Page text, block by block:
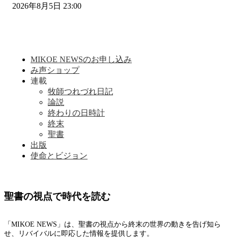
2026年8月5日 23:00
MIKOE NEWSのお申し込み
み声ショップ
連載
牧師つれづれ日記
論説
終わりの日時計
終末
聖書
出版
使命とビジョン
聖書の視点で時代を読む
「MIKOE NEWS」は、聖書の視点から終末の世界の動きを告げ知ら
せ、リバイバルに即応した情報を提供します。